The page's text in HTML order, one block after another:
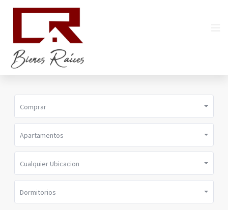
Comprar
Apartamentos
Cualquier Ubicacion
Dormitorios